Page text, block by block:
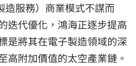
造服務）商業模式不謀而
迭代優化，鴻海正逐步提高
是將其在電子製造領域的深
高附加價值的太空產業鏈。